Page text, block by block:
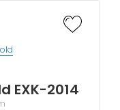
EXK-2014